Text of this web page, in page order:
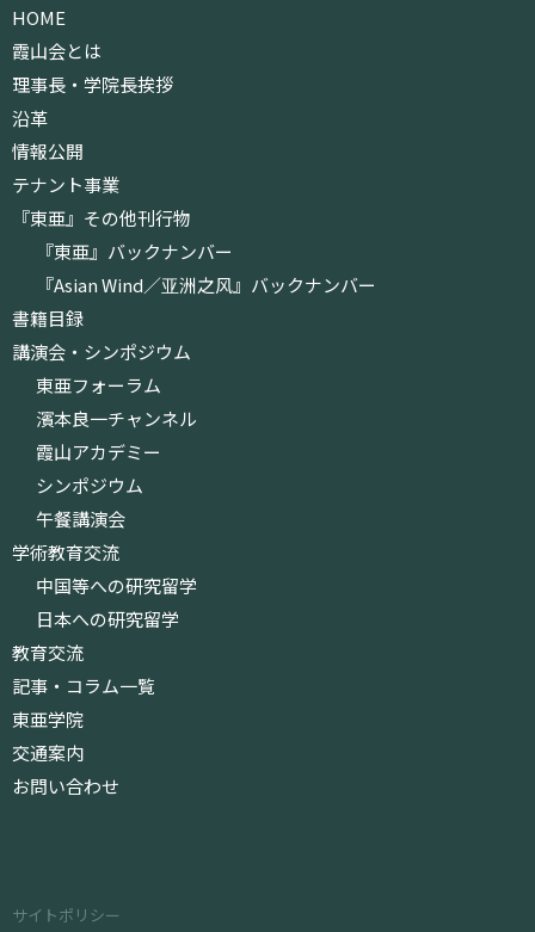
HOME
霞山会とは
理事長・学院長挨拶
沿革
情報公開
テナント事業
『東亜』その他刊行物
『東亜』バックナンバー
『Asian Wind／亚洲之风』バックナンバー
書籍目録
講演会・シンポジウム
東亜フォーラム
濱本良一チャンネル
霞山アカデミー
シンポジウム
午餐講演会
学術教育交流
中国等への研究留学
日本への研究留学
教育交流
記事・コラム一覧
東亜学院
交通案内
お問い合わせ
サイトポリシー